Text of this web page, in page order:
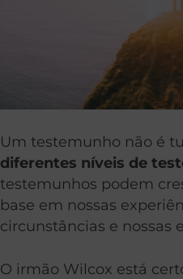
Um testemunho não é
diferentes níveis de
testemunhos podem
base em nossas
circunstâncias e nossas
O irmão Wilcox está